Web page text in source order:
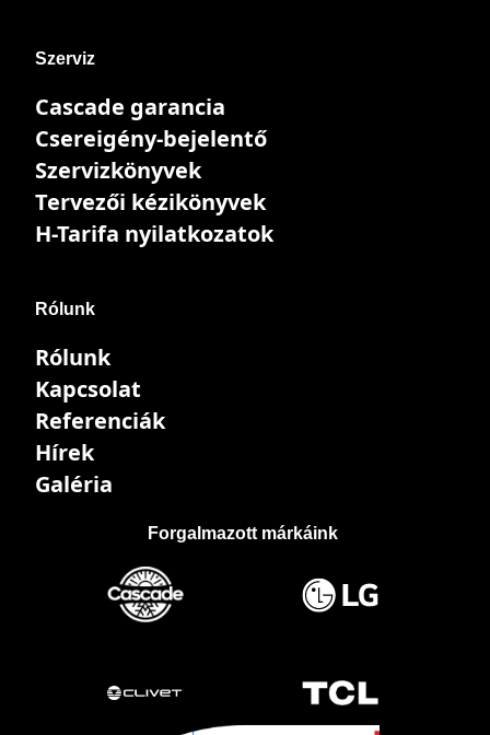
Szerviz
Cascade garancia
Csereigény-bejelentő
Szervizkönyvek
Tervezői kézikönyvek
H-Tarifa nyilatkozatok
Rólunk
Rólunk
Kapcsolat
Referenciák
Hírek
Galéria
Forgalmazott márkáink